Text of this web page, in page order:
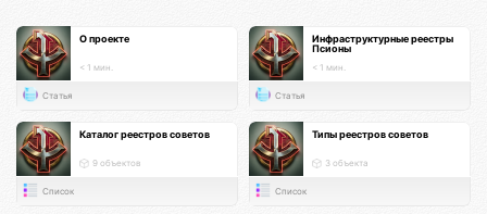
О проекте
< 1 мин.
Статья
Инфраструктурные реестры
Псионы
< 1 мин.
Статья
Каталог реестров советов
9 объектов
Список
Типы реестров советов
3 объекта
Список